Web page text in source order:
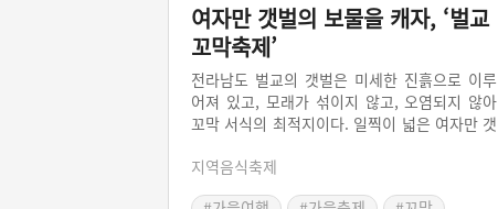
여자만 갯벌의 보물을 캐자, ‘벌교
꼬막축제’
전라남도 벌교의 갯벌은 미세한 진흙으로 이루
어져 있고, 모래가 섞이지 않고, 오염되지 않아
꼬막 서식의 최적지이다. 일찍이 넓은 여자만 갯
채취하기 위해 널배와 특별히 제작된 꼬막채취
지역음식축제